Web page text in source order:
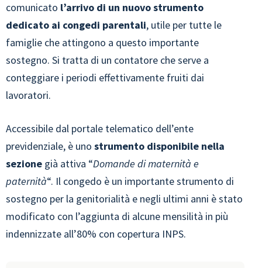
comunicato l’arrivo di un nuovo strumento
dedicato ai congedi parentali, utile per tutte le
famiglie che attingono a questo importante
sostegno. Si tratta di un contatore che serve a
conteggiare i periodi effettivamente fruiti dai
lavoratori.
Accessibile dal portale telematico dell’ente
previdenziale, è uno strumento disponibile nella
sezione già attiva “Domande di maternità e
paternità“. Il congedo è un importante strumento di
sostegno per la genitorialità e negli ultimi anni è stato
modificato con l’aggiunta di alcune mensilità in più
indennizzate all’80% con copertura INPS.